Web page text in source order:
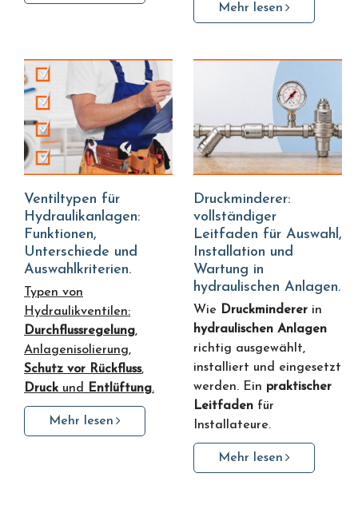
Mehr lesen
Ventiltypen für
Hydraulikanlagen:
Funktionen,
Unterschiede und
Auswahlkriterien.
Typen von
Hydraulikventilen:
Durchflussregelung,
Anlagenisolierung,
Schutz vor Rückfluss,
Druck und Entlüftung.
Mehr lesen
Druckminderer:
vollständiger
Leitfaden für Auswahl,
Installation und
Wartung in
hydraulischen Anlagen.
Wie Druckminderer in
hydraulischen Anlagen
richtig ausgewählt,
installiert und eingesetzt
werden. Ein praktischer
Leitfaden für
Installateure.
Mehr lesen